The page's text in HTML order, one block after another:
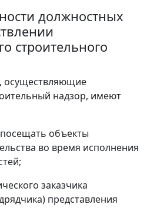
должностных
строительного
осуществляющие
надзор, имеют
объекты
во время исполнения
заказчика
представления